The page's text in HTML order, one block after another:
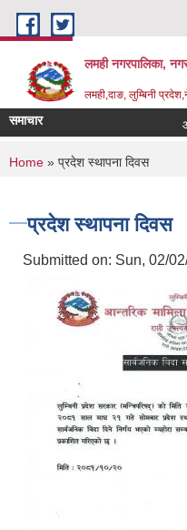
Skip to main content
लमही नगरपालिका,
लमही,दाङ, लुम्बिनी
समाचार
You are here
Home » प्रदेश स्थापना दिवस
प्रदेश स्थापना दिवस
Submitted on: Sun, 02/